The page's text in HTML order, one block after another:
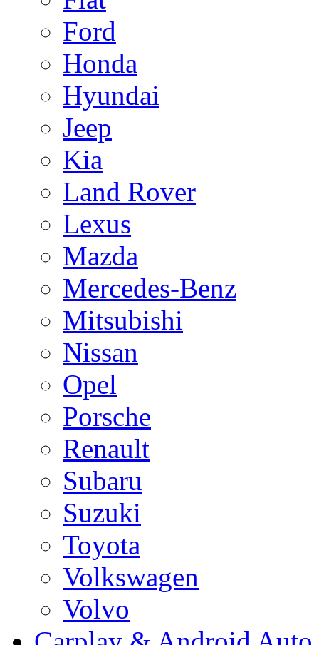
Ford
Honda
Hyundai
Jeep
Kia
Land Rover
Lexus
Mazda
Mercedes-Benz
Mitsubishi
Nissan
Opel
Porsche
Renault
Subaru
Suzuki
Toyota
Volkswagen
Volvo